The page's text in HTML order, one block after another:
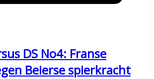
DS No4: Franse
Beierse spierkracht